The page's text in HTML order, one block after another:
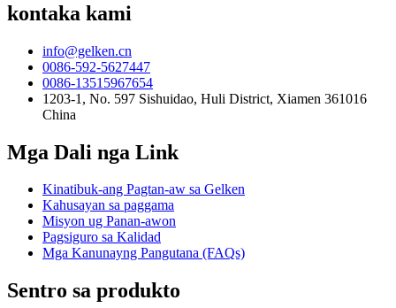
kontaka kami
info@gelken.cn
0086-592-5627447
0086-13515967654
1203-1, No. 597 Sishuidao, Huli District, Xiamen 361016
China
Mga Dali nga Link
Kinatibuk-ang Pagtan-aw sa Gelken
Kahusayan sa paggama
Misyon ug Panan-awon
Pagsiguro sa Kalidad
Mga Kanunayng Pangutana (FAQs)
Sentro sa produkto